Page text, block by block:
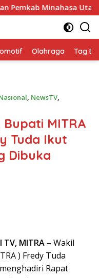
Utara, Perkuat Nilai
Olahraga Tag
, NewsTV,
MITRA
Tuda Ikut
Dibuka
TV, MITRA – Wakil
) Fredy Tuda
Rapat